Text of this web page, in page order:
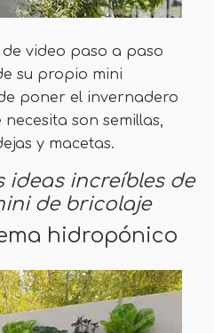
video paso a paso
su propio mini
poner el invernadero
son semillas,
y macetas.
ideas increíbles de
de bricolaje
hidropónico